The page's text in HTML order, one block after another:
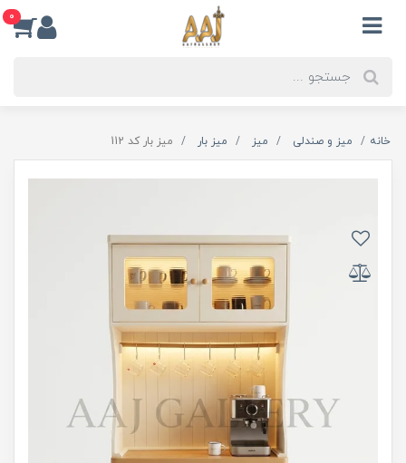
0
خانه میز و صندلی میز میز بار میز بار کد 112